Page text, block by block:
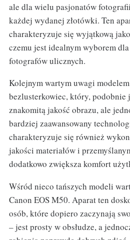
ale dla wielu pasjonatów
każdej wydanej złotówki. Ten
charakteryzuje się wyjątkową
czemu jest idealnym wyborem
fotografów ulicznych.
Kolejnym wartym uwagi
bezlusterkowiec, który,
znakomitą jakość obrazu, ale
bardziej zaawansowany
charakteryzuje się również
jakości materiałów i
dodatkowo zwiększa komfort
Wśród nieco tańszych modeli
Canon EOS M50. Aparat ten
osób, które dopiero zaczynają
– jest prosty w obsłudze, a